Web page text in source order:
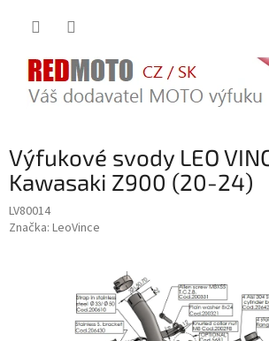
Výfukové svody LEO
Kawasaki Z900 (20-24)
LV80014
Značka: LeoVince